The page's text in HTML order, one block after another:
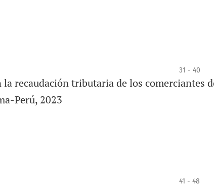
31 - 40
recaudación tributaria de los comerciantes
Perú, 2023
41 - 48